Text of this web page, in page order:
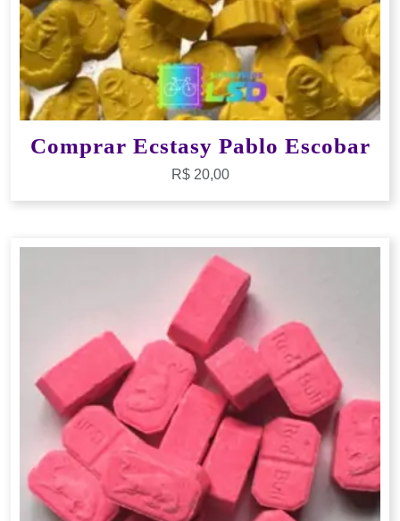
Comprar Ecstasy Pablo Escobar
R$20,00